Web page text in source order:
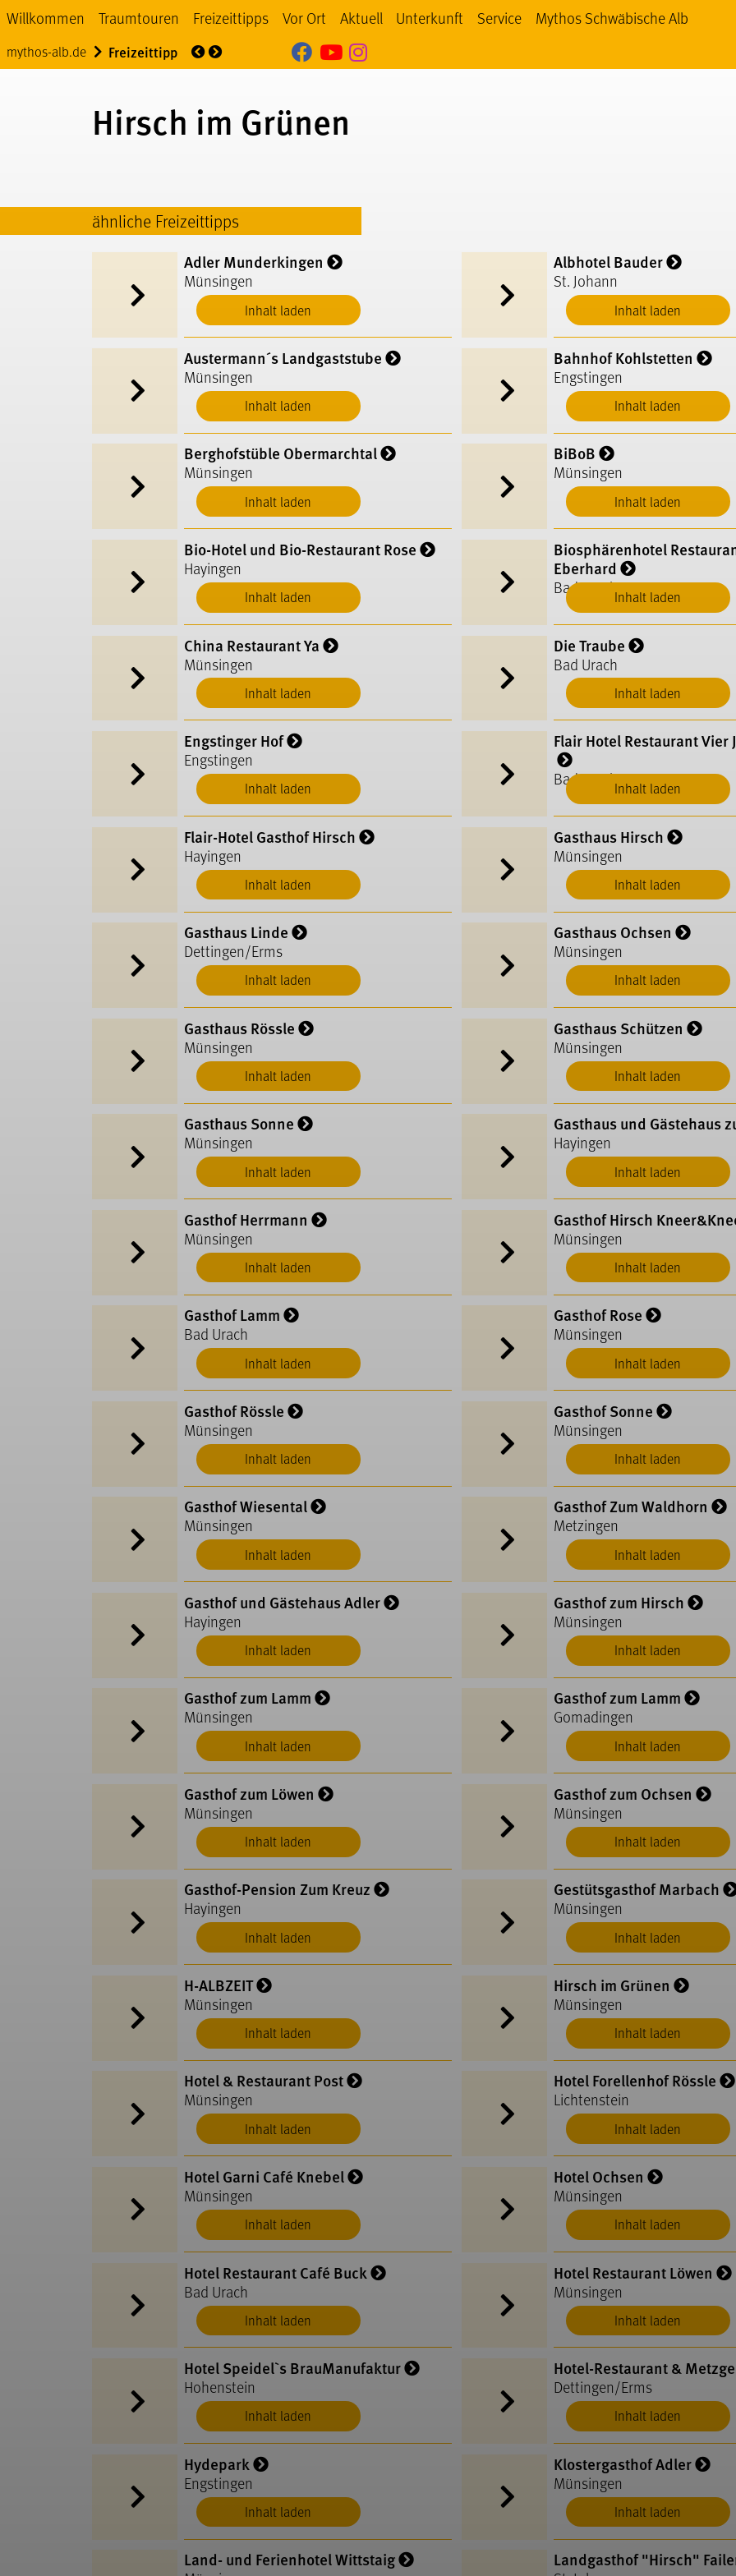
Willkommen Traumtouren Freizeittipps Vor Ort Aktuell Unterkunft Service Mythos Schwäbische Alb
mythos-alb.de Freizeittipp Über uns
Veranstaltung Mythos Schwäbische Alb bei facebook
Mythos Schwäbische Alb bei YouTube
Mythos Schwäbische Alb bei Instagram
Hirsch im Grünen
ähnliche Freizeittipps
Inhalt laden
Adler Munderkingen
Münsingen
Inhalt laden
Albhotel Bauder
St. Johann
Inhalt laden
Austermann´s Landgaststube
Münsingen
Inhalt laden
Bahnhof Kohlstetten
Engstingen
Inhalt laden
Berghofstüble Obermarchtal
Münsingen
Inhalt laden
BiBoB
Münsingen
Inhalt laden
Bio-Hotel und Bio-Restaurant Rose
Hayingen
Inhalt laden
Biosphärenhotel
Eberhard
Bad Urach
Inhalt laden
China Restaurant Ya
Münsingen
Inhalt laden
Die Traube
Bad Urach
Inhalt laden
Engstinger Hof
Engstingen
Inhalt laden
Flair Hotel Restaurant Vier
Bad Urach
Inhalt laden
Flair-Hotel Gasthof Hirsch
Hayingen
Inhalt laden
Gasthaus Hirsch
Münsingen
Inhalt laden
Gasthaus Linde
Dettingen/Erms
Inhalt laden
Gasthaus Ochsen
Münsingen
Inhalt laden
Gasthaus Rössle
Münsingen
Inhalt laden
Gasthaus Schützen
Münsingen
Inhalt laden
Gasthaus Sonne
Münsingen
Inhalt laden
Gasthaus und Gästehaus
Hayingen
Inhalt laden
Gasthof Herrmann
Münsingen
Inhalt laden
Gasthof Hirsch
Münsingen
Inhalt laden
Gasthof Lamm
Bad Urach
Inhalt laden
Gasthof Rose
Münsingen
Inhalt laden
Gasthof Rössle
Münsingen
Inhalt laden
Gasthof Sonne
Münsingen
Inhalt laden
Gasthof Wiesental
Münsingen
Inhalt laden
Gasthof Zum Waldhorn
Metzingen
Inhalt laden
Gasthof und Gästehaus Adler
Hayingen
Inhalt laden
Gasthof zum Hirsch
Münsingen
Inhalt laden
Gasthof zum Lamm
Münsingen
Inhalt laden
Gasthof zum Lamm
Gomadingen
Inhalt laden
Gasthof zum Löwen
Münsingen
Inhalt laden
Gasthof zum Ochsen
Münsingen
Inhalt laden
Gasthof-Pension Zum Kreuz
Hayingen
Inhalt laden
Gestütsgasthof Marbach
Münsingen
Inhalt laden
H-ALBZEIT
Münsingen
Inhalt laden
Hirsch im Grünen
Münsingen
Inhalt laden
Hotel & Restaurant Post
Münsingen
Inhalt laden
Hotel Forellenhof Rössle
Lichtenstein
Inhalt laden
Hotel Garni Café Knebel
Münsingen
Inhalt laden
Hotel Ochsen
Münsingen
Inhalt laden
Hotel Restaurant Café Buck
Bad Urach
Inhalt laden
Hotel Restaurant Löwen
Münsingen
Inhalt laden
Hotel Speidel`s BrauManufaktur
Hohenstein
Inhalt laden
Hotel-Restaurant &
Dettingen/Erms
Inhalt laden
Hydepark
Engstingen
Inhalt laden
Klostergasthof Adler
Münsingen
Land- und Ferienhotel Wittstaig Landgasthof "Hirsch"